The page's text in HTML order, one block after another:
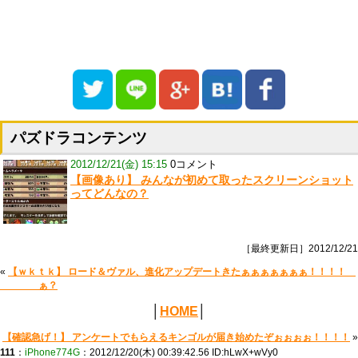
パズドラコンテンツ
2012/12/21(金) 15:15 0コメント
【画像あり】 みんなが初めて取ったスクリーンショット
ってどんなの？
［最終更新日］2012/12/21
«
【ｗｋｔｋ】 ロード＆ヴァル、進化アップデートきたぁぁぁぁぁぁぁ！！！！
ぁ？
HOME
【確認急げ！】 アンケートでもらえるキンゴルが届き始めたぞぉぉぉぉ！！！！ »
111 ： iPhone774G ：2012/12/20(木) 00:39:42.56 ID:hLwX+wVy0